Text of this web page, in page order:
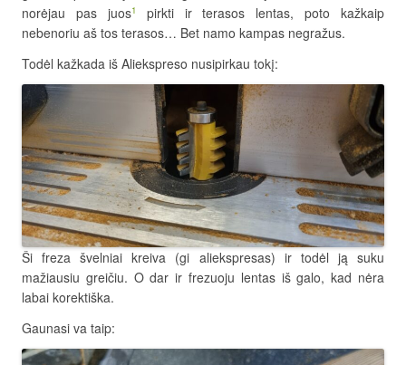
norėjau pas juos1
pirkti ir terasos lentas, poto kažkaip
nebenoriu aš tos terasos… Bet namo kampas negražus.
Todėl kažkada iš Aliekspreso nusipirkau tokį:
Ši freza švelniai kreiva (gi aliekspresas) ir todėl ją suku
mažiausiu greičiu. O dar ir frezuoju lentas iš galo, kad nėra
labai korektiška.
Gaunasi va taip: